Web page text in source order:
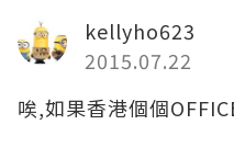
kellyho623
2015.07.22
唉,如果香港個個